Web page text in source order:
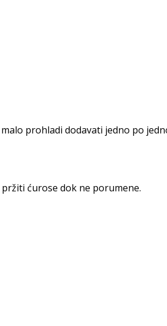
prohladi dodavati jedno po
ćurose dok ne porumene.